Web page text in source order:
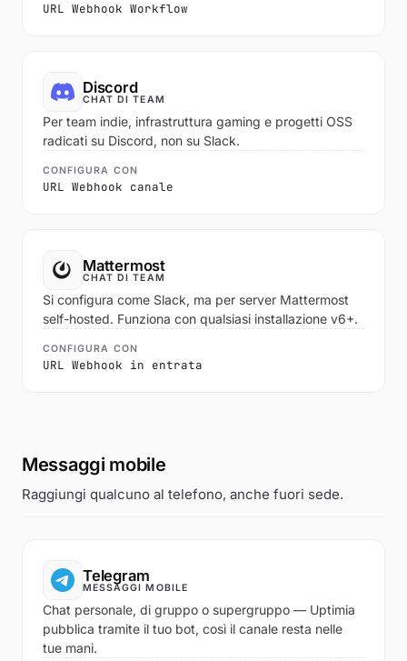
URL Webhook Workflow
Discord
CHAT DI TEAM
Per team indie, infrastruttura gaming e progetti OSS
radicati su Discord, non su Slack.
CONFIGURA CON
URL Webhook canale
Mattermost
CHAT DI TEAM
Si configura come Slack, ma per server Mattermost
self-hosted. Funziona con qualsiasi installazione v6+.
CONFIGURA CON
URL Webhook in entrata
Messaggi mobile
Raggiungi qualcuno al telefono, anche fuori sede.
Telegram
MESSAGGI MOBILE
Chat personale, di gruppo o supergruppo — Uptimia
pubblica tramite il tuo bot, così il canale resta nelle
tue mani.